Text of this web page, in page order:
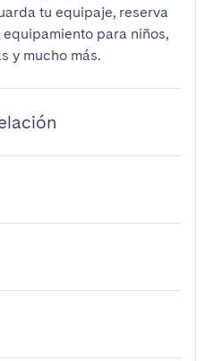
tu equipaje, reserva
para niños,
y mucho más.